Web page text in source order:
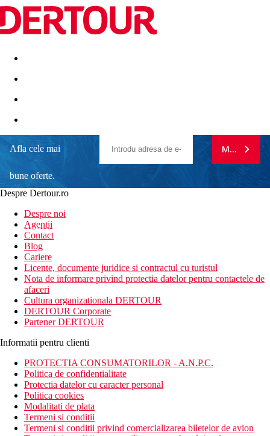
Destinatii Vacanta perfecta OFERTE DE NERATAT
Afla cele mai
bune oferte.
newsletter!
MA
Despre Dertour.ro
Despre noi
Agentii
Contact
Blog
Cariere
Licente, documente juridice si contractul cu turistul
Nota de informare privind protectia datelor pentru contactele de
afaceri
Cultura organizationala DERTOUR
DERTOUR Corporate
Partener DERTOUR
Informatii pentru clienti
PROTECTIA CONSUMATORILOR - A.N.P.C.
Politica de confidentialitate
Protectia datelor cu caracter personal
Politica cookies
Modalitati de plata
Termeni si conditii
Termeni si conditii privind comercializarea biletelor de avion